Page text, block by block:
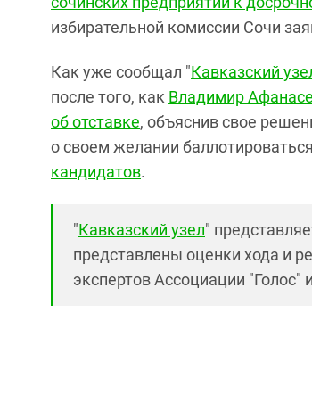
избирательной комиссии Сочи
Как уже сообщал "Кавказский
после того, как Владимир
об отставке, объяснив свое
о своем желании
кандидатов.
"Кавказский узел"
представлены оценки хода и
экспертов Ассоциации "Голос"